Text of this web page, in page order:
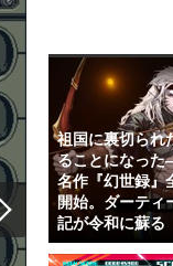
祖国に裏切られ
ることになった
名作『幻世録』
開始。ダーティ
記が令和に蘇る